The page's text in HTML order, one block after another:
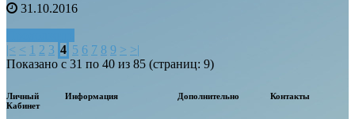
31.10.2016
|< < 1 2 3 4 5 6 7 8 9 > >|
Показано с 31 по 40 из 85 (страниц: 9)
Личный
Кабинет
Информация Дополнительно Контакты